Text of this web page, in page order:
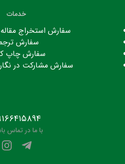
خدمات
سفارش استخراج مقاله
سفارش
سفارش چاپ
سفارش مشارکت در
با ما در تماس